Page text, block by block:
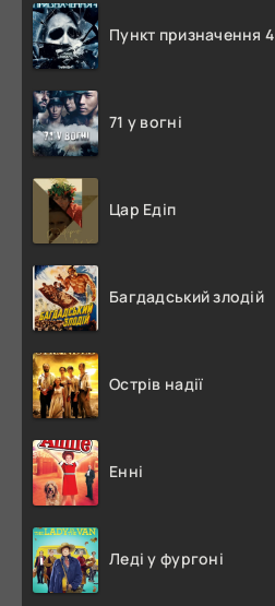
Пункт призначення 4
71 у вогні
Цар Едіп
Багдадський злодій
Острів надії
Енні
Леді у фургоні